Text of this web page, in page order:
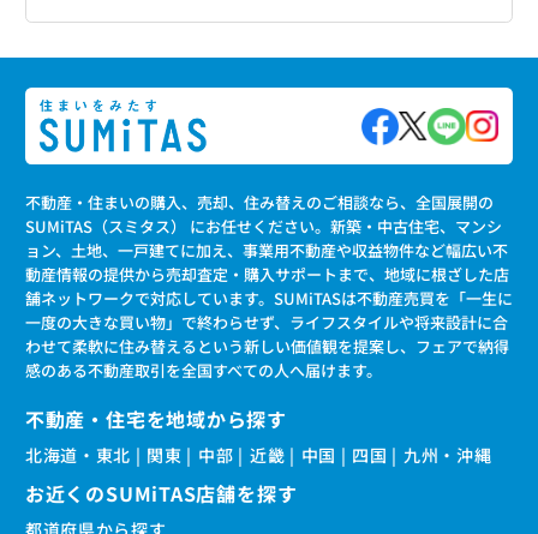
不動産・住まいの購入、売却、住み替えのご相談なら、全国展開の
SUMiTAS（スミタス） にお任せください。新築・中古住宅、マンシ
ョン、土地、一戸建てに加え、事業用不動産や収益物件など幅広い不
動産情報の提供から売却査定・購入サポートまで、地域に根ざした店
舗ネットワークで対応しています。SUMiTASは不動産売買を「一生に
一度の大きな買い物」で終わらせず、ライフスタイルや将来設計に合
わせて柔軟に住み替えるという新しい価値観を提案し、フェアで納得
感のある不動産取引を全国すべての人へ届けます。
不動産・住宅を地域から探す
北海道・東北 関東 中部 近畿 中国 四国 九州・沖縄
お近くのSUMiTAS店舗を探す